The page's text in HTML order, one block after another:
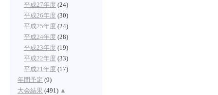
平成27年度 (24)
平成26年度 (30)
平成25年度 (24)
平成24年度 (28)
平成23年度 (19)
平成22年度 (33)
平成21年度 (17)
年間予定 (9)
大会結果 (491) ▲